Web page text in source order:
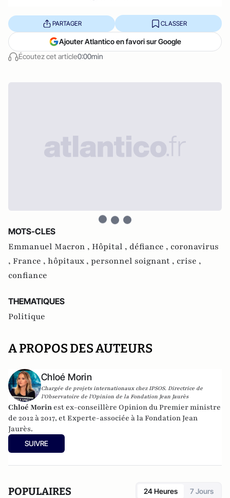
Écoutez cet article0:00min
PARTAGER CLASSER
Ajouter Atlantico en favori sur Google
MOTS-CLES
Emmanuel Macron , Hôpital , défiance , coronavirus
, France , hôpitaux , personnel soignant , crise ,
confiance
THEMATIQUES
Politique
A PROPOS DES AUTEURS
Chloé Morin
Chargée de projets internationaux chez IPSOS. Directrice de
l'Observatoire de l'Opinion de la Fondation Jean Jaurès
Chloé Morin est ex-conseillère Opinion du Premier ministre
de 2012 à 2017, et Experte-associée à la Fondation Jean
Jaurès.
SUIVRE
POPULAIRES 24 Heures 7 Jours